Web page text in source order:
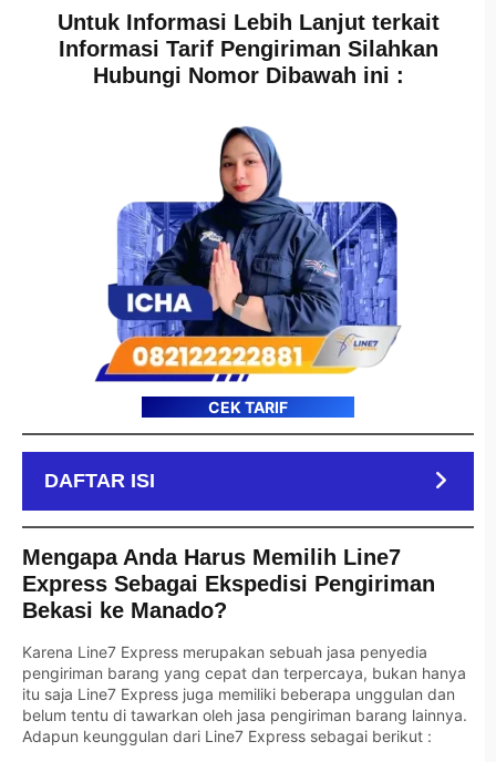
Untuk Informasi Lebih Lanjut terkait
Informasi Tarif Pengiriman Silahkan
Hubungi Nomor Dibawah ini :
CEK TARIF
DAFTAR ISI
Mengapa Anda Harus Memilih Line7
Express Sebagai Ekspedisi Pengiriman
Bekasi ke Manado?
Karena Line7 Express merupakan sebuah jasa penyedia
pengiriman barang yang cepat dan terpercaya, bukan hanya
itu saja Line7 Express juga memiliki beberapa unggulan dan
belum tentu di tawarkan oleh jasa pengiriman barang lainnya.
Adapun keunggulan dari Line7 Express sebagai berikut :